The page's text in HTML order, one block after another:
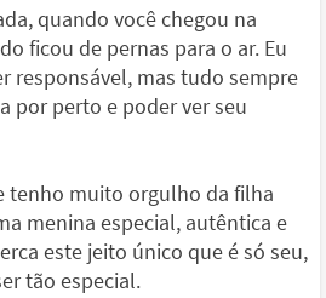
quando você chegou na
ficou de pernas para o ar. Eu
responsável, mas tudo sempre
por perto e poder ver seu
tenho muito orgulho da filha
menina especial, autêntica e
este jeito único que é só seu,
tão especial.